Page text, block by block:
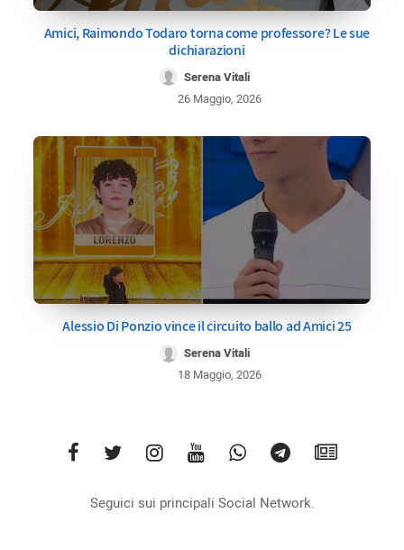
Amici, Raimondo Todaro torna come professore? Le sue
dichiarazioni
Serena Vitali
26 Maggio, 2026
Alessio Di Ponzio vince il circuito ballo ad Amici 25
Serena Vitali
18 Maggio, 2026
Seguici sui principali Social Network.